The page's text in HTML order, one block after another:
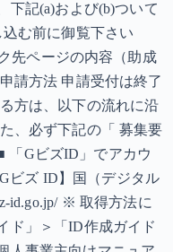
下記(a)および(b)ついて
む前に御覧下さい
先ページの内容（助成
請方法 申請受付は終了
方は、以下の流れに沿
、必ず下記の「 募集要
「GビズID」でアカウ
ビズ ID】国（デジタル
id.go.jp/ ※ 取得方法に
ド」＞「ID作成ガイド